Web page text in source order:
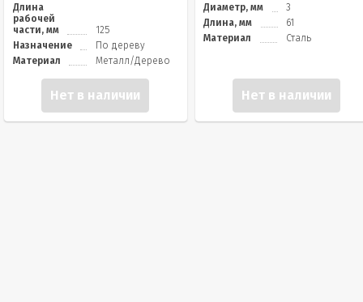
Длина
рабочей
части, мм
125
Назначение
По дереву
Материал
Металл/Дерево
Нет в наличии
Диаметр, мм
3
Длина, мм
61
Материал
Сталь
Нет в наличии